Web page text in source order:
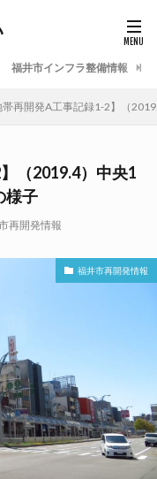
福井市インフラ整備情報
帯再開発A工事記録1-2】（
（2019.4）中央1
様子
再開発情報
福井市再開発情報